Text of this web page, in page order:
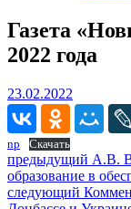
Газета
2022 года
23.02.2022
np Скачать
Навигация
по
предыдущий
пост:
А.В.
образование в
следующий